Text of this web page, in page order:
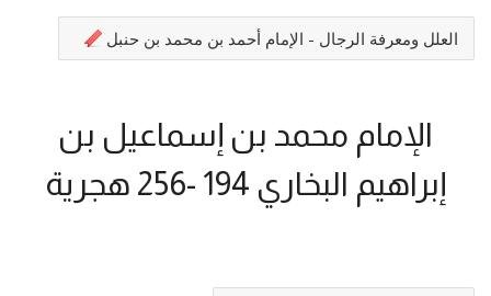
العلل ومعرفة الرجال - الإمام أحمد بن محمد بن حنبل
الإمام محمد بن إسماعيل بن
إبراهيم البخاري 194 -256 هجرية